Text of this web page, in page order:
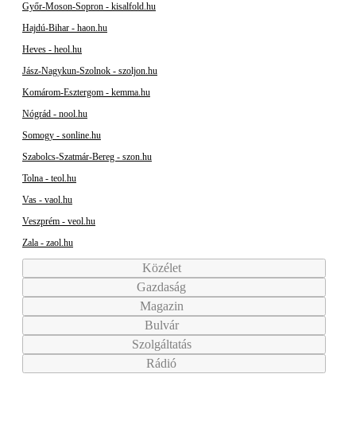
Győr-Moson-Sopron - kisalfold.hu
Hajdú-Bihar - haon.hu
Heves - heol.hu
Jász-Nagykun-Szolnok - szoljon.hu
Komárom-Esztergom - kemma.hu
Nógrád - nool.hu
Somogy - sonline.hu
Szabolcs-Szatmár-Bereg - szon.hu
Tolna - teol.hu
Vas - vaol.hu
Veszprém - veol.hu
Zala - zaol.hu
Közélet
Gazdaság
Magazin
Bulvár
Szolgáltatás
Rádió